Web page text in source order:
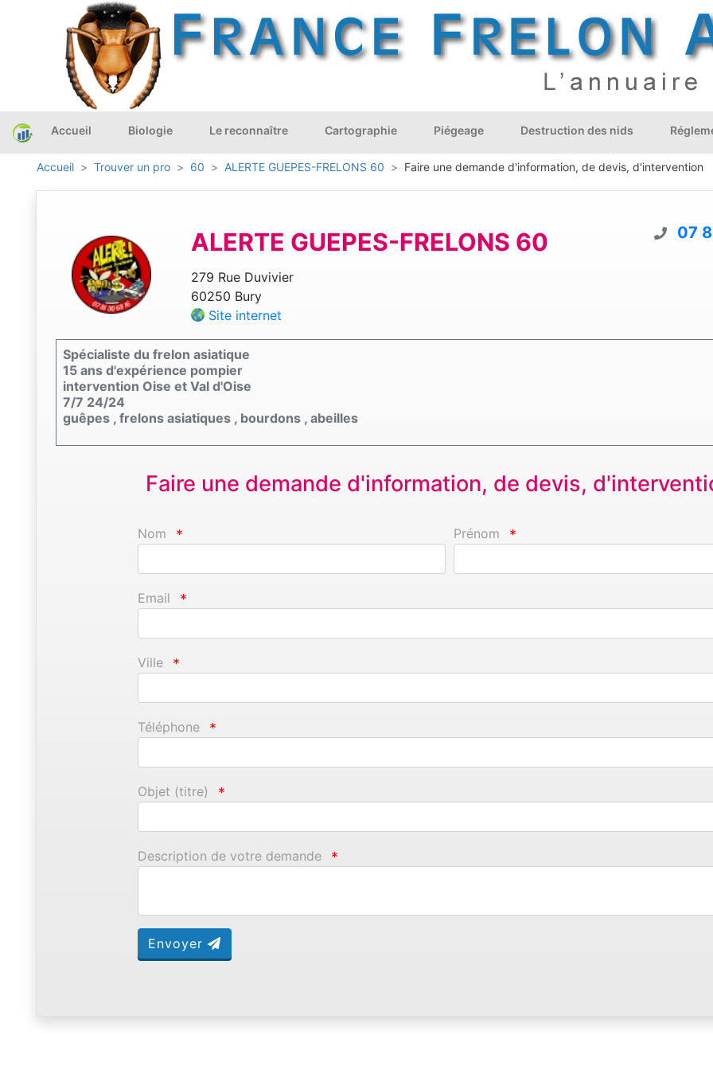
Accueil Biologie Le reconnaître Cartographie Piégeage Destruction des nids
Accueil Trouver un pro 60 ALERTE GUEPES-FRELONS 60 Faire une demande d'information, de devis, d'intervention
ALERTE GUEPES-FRELONS 60
279 Rue Duvivier
60250 Bury
Site internet
07
Spécialiste du frelon asiatique
15 ans d'expérience pompier
intervention Oise et Val d'Oise
7/7 24/24
guêpes , frelons asiatiques , bourdons , abeilles
Faire une demande d'information, de devis,
Nom * Prénom *
Email *
Ville *
Téléphone *
Objet (titre) *
Description de votre demande *
Envoyer